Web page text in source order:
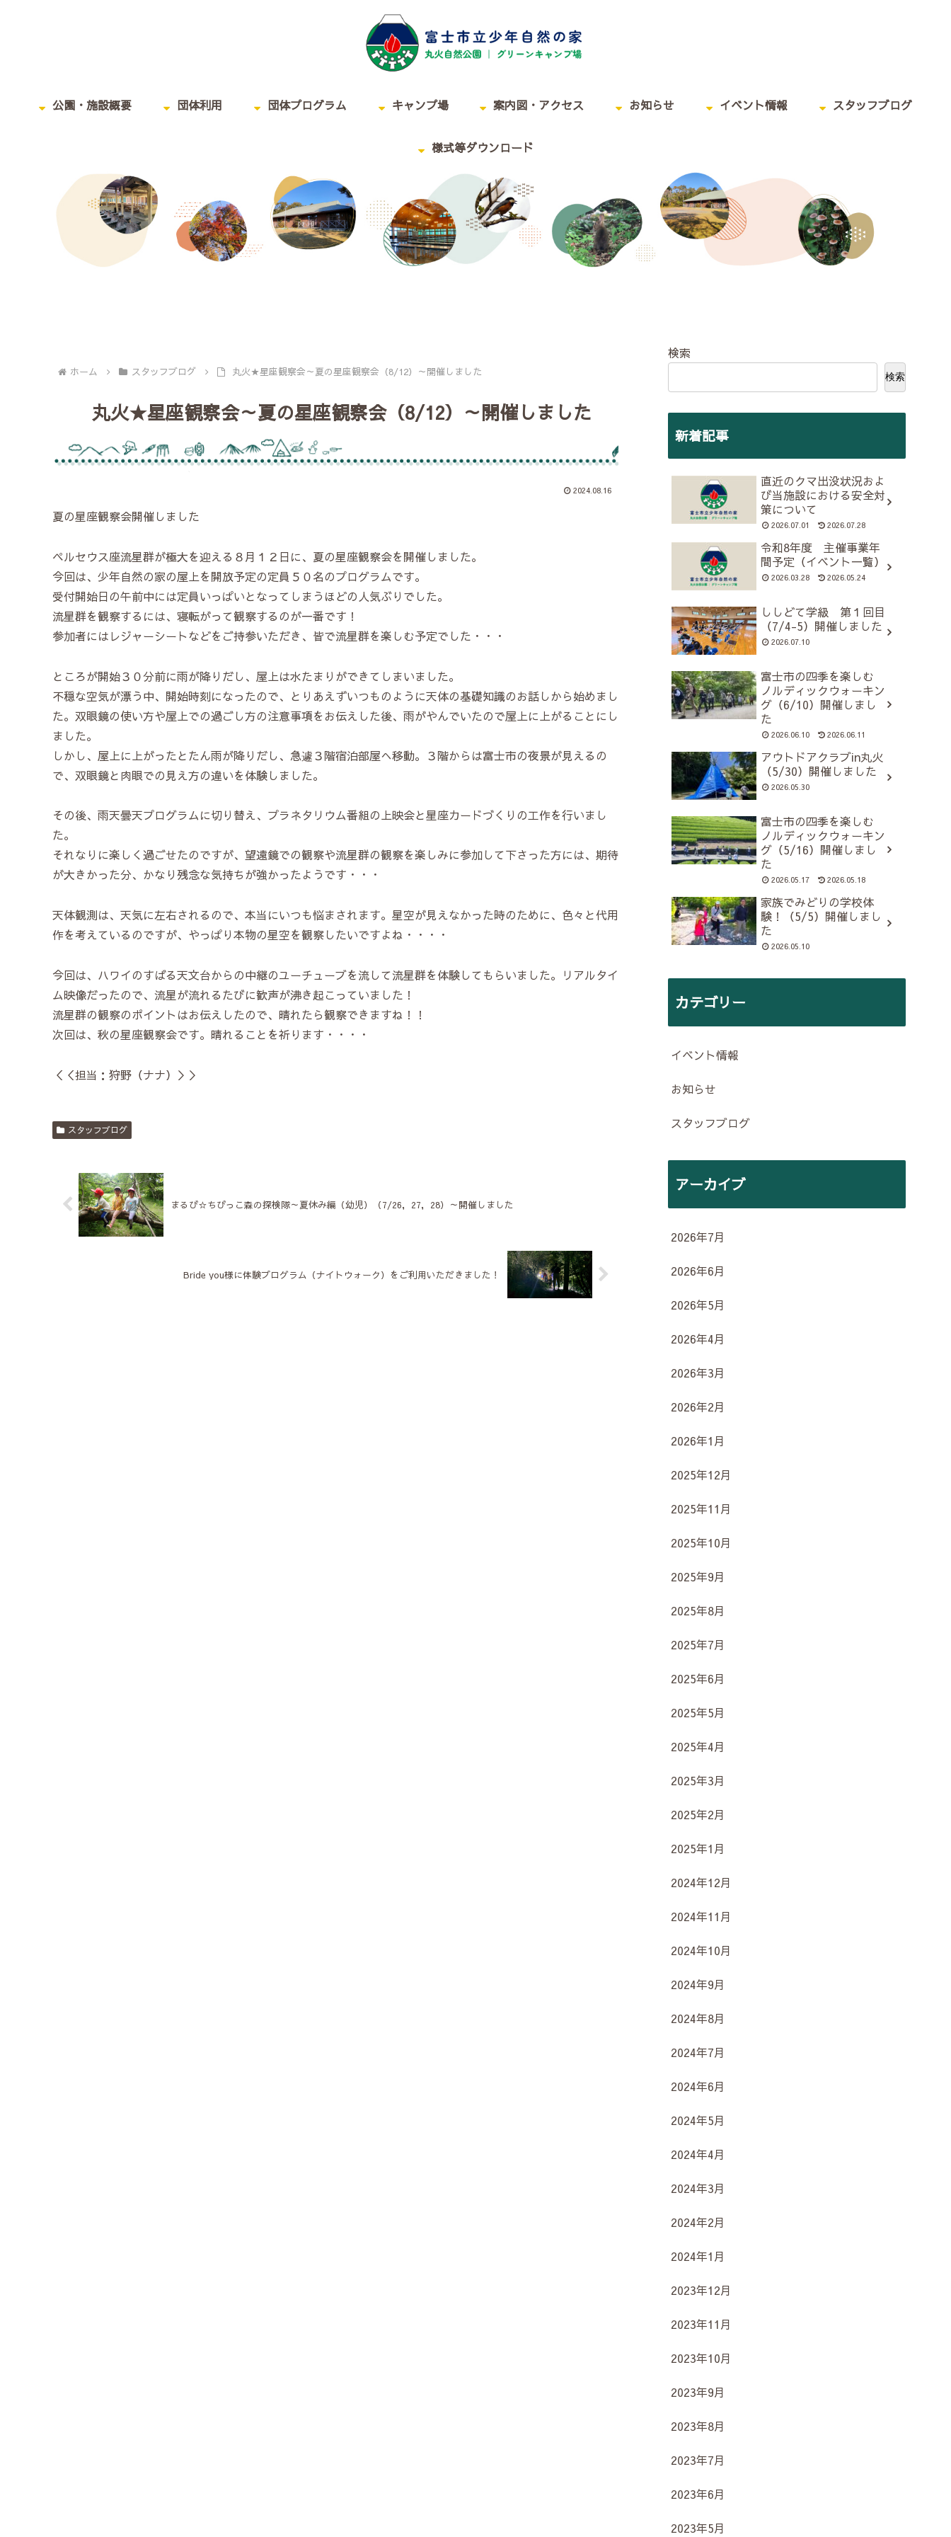
公園・施設概要 団体利用 団体プログラム キャンプ場 案内図・アクセス お知らせ イベント情報 スタッフブログ
様式等ダウンロード
ホーム スタッフブログ 丸火★星座観察会～夏の星座観察会（8/12）～開催しました
丸火★星座観察会～夏の星座観察会（8/12）～開催しました
2024.08.16
夏の星座観察会開催しました
ペルセウス座流星群が極大を迎える８月１２日に、夏の星座観察会を開催しました。
今回は、少年自然の家の屋上を開放予定の定員５０名のプログラムです。
受付開始日の午前中には定員いっぱいとなってしまうほどの人気ぶりでした。
流星群を観察するには、寝転がって観察するのが一番です！
参加者にはレジャーシートなどをご持参いただき、皆で流星群を楽しむ予定でした・・・
ところが開始３０分前に雨が降りだし、屋上は水たまりができてしまいました。
不穏な空気が漂う中、開始時刻になったので、とりあえずいつものように天体の基礎知識のお話しから始めまし
た。双眼鏡の使い方や屋上での過ごし方の注意事項をお伝えした後、雨がやんでいたので屋上に上がることにし
ました。
しかし、屋上に上がったとたん雨が降りだし、急遽３階宿泊部屋へ移動。３階からは富士市の夜景が見えるの
で、双眼鏡と肉眼での見え方の違いを体験しました。
その後、雨天曇天プログラムに切り替え、プラネタリウム番組の上映会と星座カードづくりの工作を行いまし
た。
それなりに楽しく過ごせたのですが、望遠鏡での観察や流星群の観察を楽しみに参加して下さった方には、期待
が大きかった分、かなり残念な気持ちが強かったようです・・・
天体観測は、天気に左右されるので、本当にいつも悩まされます。星空が見えなかった時のために、色々と代用
作を考えているのですが、やっぱり本物の星空を観察したいですよね・・・・
今回は、ハワイのすばる天文台からの中継のユーチューブを流して流星群を体験してもらいました。リアルタイ
ム映像だったので、流星が流れるたびに歓声が沸き起こっていました！
流星群の観察のポイントはお伝えしたので、晴れたら観察できますね！！
次回は、秋の星座観察会です。晴れることを祈ります・・・・
＜＜担当：狩野（ナナ）＞＞
スタッフブログ
まるび☆ちびっこ森の探検隊～夏休み編（幼児）（7/26，27，28）～開催しました
Bride you様に体験プログラム（ナイトウォーク）をご利用いただきました！
検索
検索
新着記事
直近のクマ出没状況およ
び当施設における安全対
策について
2026.07.01 2026.07.28
令和8年度 主催事業年
間予定（イベント一覧）
2026.03.28 2026.05.24
ししどて学級 第１回目
（7/4-5）開催しました
2026.07.10
富士市の四季を楽しむ
ノルディックウォーキン
グ（6/10）開催しまし
た
2026.06.10 2026.06.11
アウトドアクラブin丸火
（5/30）開催しました
2026.05.30
富士市の四季を楽しむ
ノルディックウォーキン
グ（5/16）開催しまし
た
2026.05.17 2026.05.18
家族でみどりの学校体
験！（5/5）開催しまし
た
2026.05.10
カテゴリー
イベント情報
お知らせ
スタッフブログ
アーカイブ
2026年7月
2026年6月
2026年5月
2026年4月
2026年3月
2026年2月
2026年1月
2025年12月
2025年11月
2025年10月
2025年9月
2025年8月
2025年7月
2025年6月
2025年5月
2025年4月
2025年3月
2025年2月
2025年1月
2024年12月
2024年11月
2024年10月
2024年9月
2024年8月
2024年7月
2024年6月
2024年5月
2024年4月
2024年3月
2024年2月
2024年1月
2023年12月
2023年11月
2023年10月
2023年9月
2023年8月
2023年7月
2023年6月
2023年5月